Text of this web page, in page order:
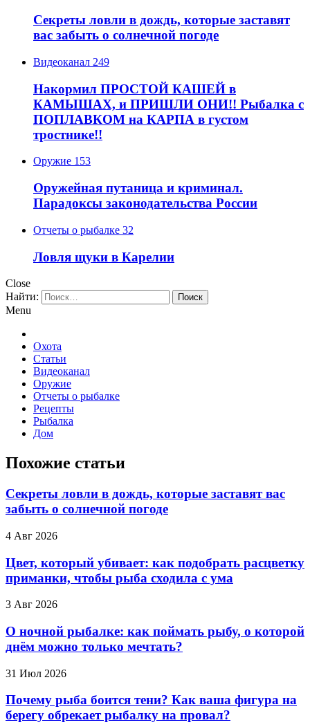
Секреты ловли в дождь, которые заставят
вас забыть о солнечной погоде
Видеоканал 249
Накормил ПРОСТОЙ КАШЕЙ в
КАМЫШАХ, и ПРИШЛИ ОНИ!! Рыбалка с
ПОПЛАВКОМ на КАРПА в густом
тростнике!!
Оружие 153
Оружейная путаница и криминал.
Парадоксы законодательства России
Отчеты о рыбалке 32
Ловля щуки в Карелии
Close
Найти:
Menu
Охота
Статьи
Видеоканал
Оружие
Отчеты о рыбалке
Рецепты
Рыбалка
Дом
Похожие статьи
Секреты ловли в дождь, которые заставят вас
забыть о солнечной погоде
4 Авг 2026
Цвет, который убивает: как подобрать расцветку
приманки, чтобы рыба сходила с ума
3 Авг 2026
О ночной рыбалке: как поймать рыбу, о которой
днём можно только мечтать?
31 Июл 2026
Почему рыба боится тени? Как ваша фигура на
берегу обрекает рыбалку на провал?